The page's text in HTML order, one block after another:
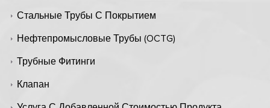
Стальные Трубы С Покрытием
Нефтепромысловые Трубы (OCTG)
Трубные Фитинги
Клапан